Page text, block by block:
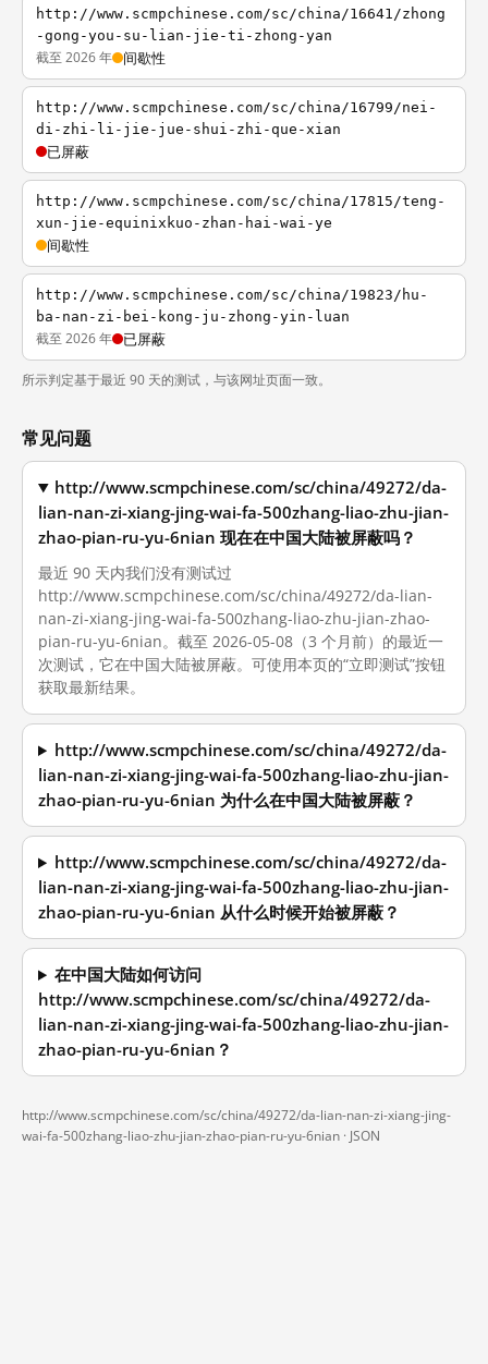
http://www.scmpchinese.com/sc/china/16641/zhong
-gong-you-su-lian-jie-ti-zhong-yan
截至 2026 年 间歇性
http://www.scmpchinese.com/sc/china/16799/nei-
di-zhi-li-jie-jue-shui-zhi-que-xian
已屏蔽
http://www.scmpchinese.com/sc/china/17815/teng-
xun-jie-equinixkuo-zhan-hai-wai-ye
间歇性
http://www.scmpchinese.com/sc/china/19823/hu-
ba-nan-zi-bei-kong-ju-zhong-yin-luan
截至 2026 年 已屏蔽
所示判定基于最近 90 天的测试，与该网址页面一致。
常见问题
http://www.scmpchinese.com/sc/china/49272/da-
lian-nan-zi-xiang-jing-wai-fa-500zhang-liao-zhu-jian-
zhao-pian-ru-yu-6nian 现在在中国大陆被屏蔽吗？
最近 90 天内我们没有测试过
http://www.scmpchinese.com/sc/china/49272/da-lian-
nan-zi-xiang-jing-wai-fa-500zhang-liao-zhu-jian-zhao-
pian-ru-yu-6nian。截至 2026-05-08（3 个月前）的最近一
次测试，它在中国大陆被屏蔽。可使用本页的“立即测试”按钮
获取最新结果。
http://www.scmpchinese.com/sc/china/49272/da-
lian-nan-zi-xiang-jing-wai-fa-500zhang-liao-zhu-jian-
zhao-pian-ru-yu-6nian 为什么在中国大陆被屏蔽？
http://www.scmpchinese.com/sc/china/49272/da-
lian-nan-zi-xiang-jing-wai-fa-500zhang-liao-zhu-jian-
zhao-pian-ru-yu-6nian 从什么时候开始被屏蔽？
在中国大陆如何访问
http://www.scmpchinese.com/sc/china/49272/da-
lian-nan-zi-xiang-jing-wai-fa-500zhang-liao-zhu-jian-
zhao-pian-ru-yu-6nian？
http://www.scmpchinese.com/sc/china/49272/da-lian-nan-zi-xiang-jing-
wai-fa-500zhang-liao-zhu-jian-zhao-pian-ru-yu-6nian · JSON